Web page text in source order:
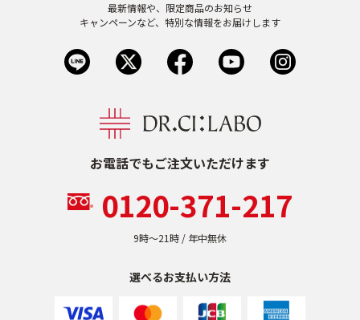
お電話でもご注文いただけます
0120-371-217
9時〜21時 / 年中無休
選べるお支払い方法
最新情報や、限定商品のお知らせ
キャンペーンなど、特別な情報をお届けします